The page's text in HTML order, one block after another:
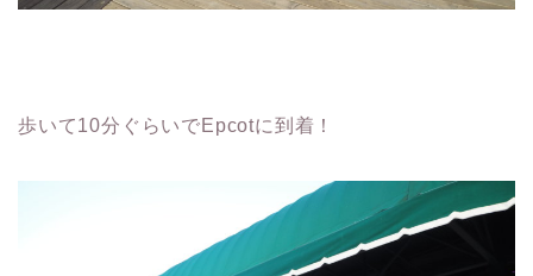
歩いて10分ぐらいでEpcotに到着！